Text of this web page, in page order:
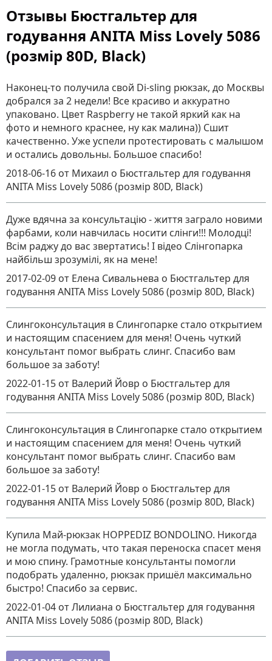
Отзывы Бюстгальтер для
годування ANITA Miss Lovely 5086
(розмір 80D, Black)
Наконец-то получила свой Di-sling рюкзак, до Москвы
добрался за 2 недели! Все красиво и аккуратно
упаковано. Цвет Raspberry не такой яркий как на
фото и немного краснее, ну как малина)) Сшит
качественно. Уже успели протестировать с малышом
и остались довольны. Большое спасибо!
2018-06-16 от Михаил о Бюстгальтер для годування
ANITA Miss Lovely 5086 (розмір 80D, Black)
Дуже вдячна за консультацію - життя заграло новими
фарбами, коли навчилась носити слінги!!! Молодці!
Всім раджу до вас звертатись! І відео Слінгопарка
найбільш зрозумілі, як на мене!
2017-02-09 от Елена Сивальнева о Бюстгальтер для
годування ANITA Miss Lovely 5086 (розмір 80D, Black)
Слингоконсультация в Слингопарке стало открытием
и настоящим спасением для меня! Очень чуткий
консультант помог выбрать слинг. Спасибо вам
большое за заботу!
2022-01-15 от Валерий Йовр о Бюстгальтер для
годування ANITA Miss Lovely 5086 (розмір 80D, Black)
Слингоконсультация в Слингопарке стало открытием
и настоящим спасением для меня! Очень чуткий
консультант помог выбрать слинг. Спасибо вам
большое за заботу!
2022-01-15 от Валерий Йовр о Бюстгальтер для
годування ANITA Miss Lovely 5086 (розмір 80D, Black)
Купила Май-рюкзак HOPPEDIZ BONDOLINO. Никогда
не могла подумать, что такая переноска спасет меня
и мою спину. Грамотные консультанты помогли
подобрать удаленно, рюкзак пришёл максимально
быстро! Спасибо за сервис.
2022-01-04 от Лилиана о Бюстгальтер для годування
ANITA Miss Lovely 5086 (розмір 80D, Black)